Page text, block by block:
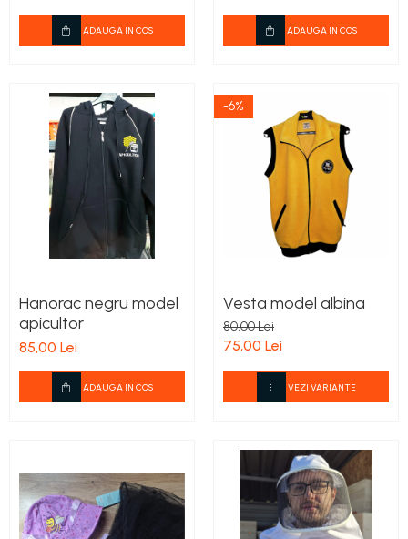
ADAUGA IN COS ADAUGA IN COS
Hanorac negru model
apicultor
85,00 Lei
ADAUGA IN COS
-6%
Vesta model albina
80,00 Lei
75,00 Lei
VEZI VARIANTE